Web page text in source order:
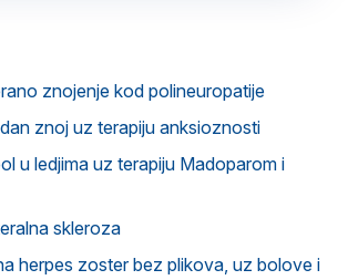
znojenje kod polineuropatije
znoj uz terapiju anksioznosti
u ledjima uz terapiju Madoparom i
skleroza
herpes zoster bez plikova, uz bolove i